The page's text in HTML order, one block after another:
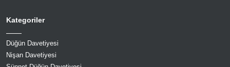
Kategoriler
Düğün Davetiyesi
Nişan Davetiyesi